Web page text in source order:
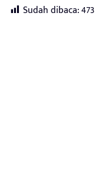
Sudah dibaca:473